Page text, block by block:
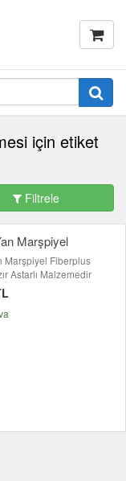
için etiket
Filtrele
Marşpiyel
Marşpiyel Fiberplus
Astarlı Malzemedir